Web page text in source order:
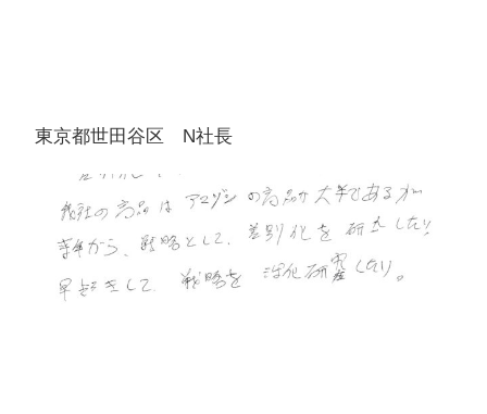
東京都世田谷区 N社長